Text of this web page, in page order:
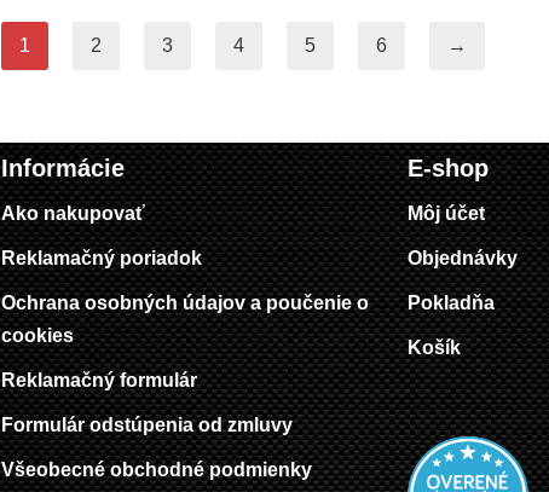
1 2 3 4 5 6 →
Informácie
Ako nakupovať
Reklamačný poriadok
Ochrana osobných údajov a poučenie o
cookies
Reklamačný formulár
Formulár odstúpenia od zmluvy
Všeobecné obchodné podmienky
E-shop
Môj účet
Objednávky
Pokladňa
Košík